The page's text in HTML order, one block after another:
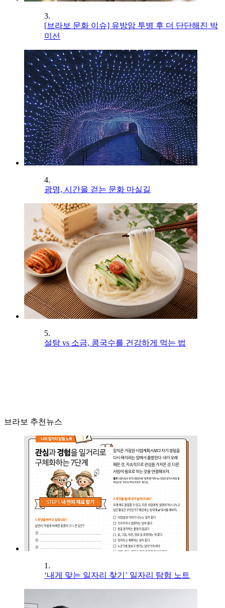
3.
[브라보 문화 이슈] 유방암 투병 후 더 단단해진 박
미선
4.
광명, 시간을 걷는 문화 마실길
5.
설탕 vs 소금, 콩국수를 건강하게 먹는 법
브라보 추천뉴스
1.
‘내게 맞는 일자리 찾기’ 일자리 탐험 노트